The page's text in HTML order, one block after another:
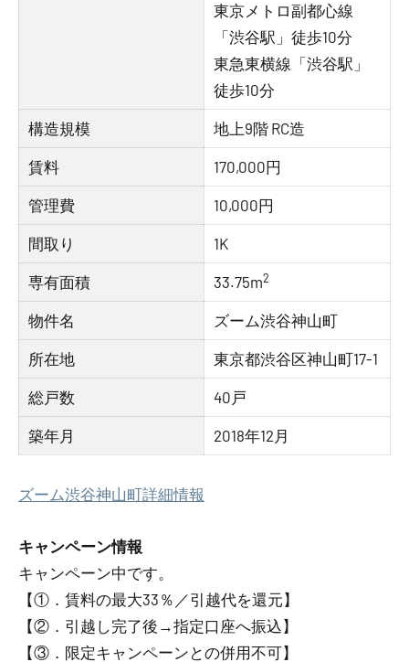
東京メトロ副都心線
「渋谷駅」徒歩10分
東急東横線「渋谷駅」
徒歩10分
構造規模 地上9階 RC造
賃料 170,000円
管理費 10,000円
間取り 1K
専有面積 33.75m2
物件名 ズーム渋谷神山町
所在地 東京都渋谷区神山町17-1
総戸数 40戸
築年月 2018年12月
ズーム渋谷神山町詳細情報
キャンペーン情報
キャンペーン中です。
【①．賃料の最大33％／引越代を還元】
【②．引越し完了後→指定口座へ振込】
【③．限定キャンペーンとの併用不可】